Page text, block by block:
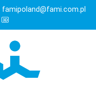
famipoland@fami.com.pl